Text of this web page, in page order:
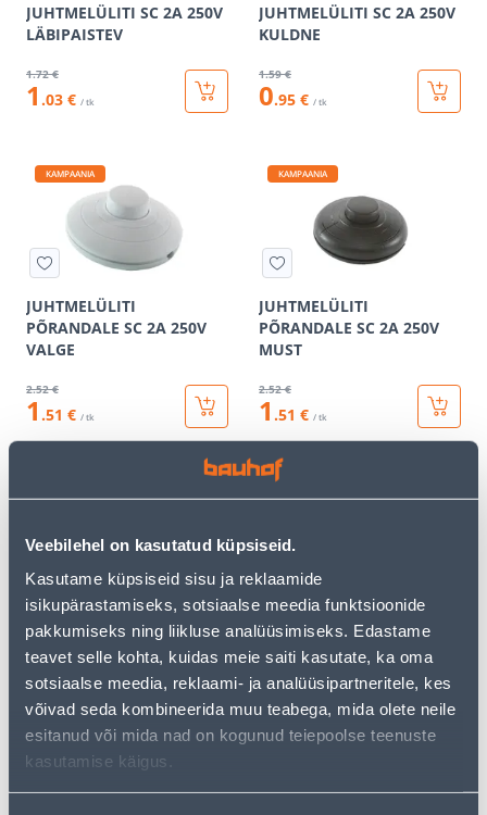
Veebilehel on kasutatud küpsiseid.
Kasutame küpsiseid sisu ja reklaamide
isikupärastamiseks, sotsiaalse meedia funktsioonide
pakkumiseks ning liikluse analüüsimiseks. Edastame
teavet selle kohta, kuidas meie saiti kasutate, ka oma
sotsiaalse meedia, reklaami- ja analüüsipartneritele, kes
võivad seda kombineerida muu teabega, mida olete neile
esitanud või mida nad on kogunud teiepoolse teenuste
kasutamise käigus.
JUHTMELÜLITI SC 2A 250V
LÄBIPAISTEV
1.72 €
1 .03 € / tk
JUHTMELÜLITI SC 2A 250V
KULDNE
1.59 €
0.95 € / tk
KAMPAANIA
JUHTMELÜLITI
PÕRANDALE SC 2A 250V
VALGE
2.52 €
1 .51 € / tk
KAMPAANIA
JUHTMELÜLITI
PÕRANDALE SC 2A 250V
MUST
2.52 €
1 .51 € / tk
JUHTMELÜLITI
PÕRANDALE SC 2A 250V
LÄBIPAISTEV
2.52 €
1.51 € / tk
JUHTMELÜLITI
PÕRANDALE SC 2A 250V
PRUUN
2 .52 €
1.51 € / tk